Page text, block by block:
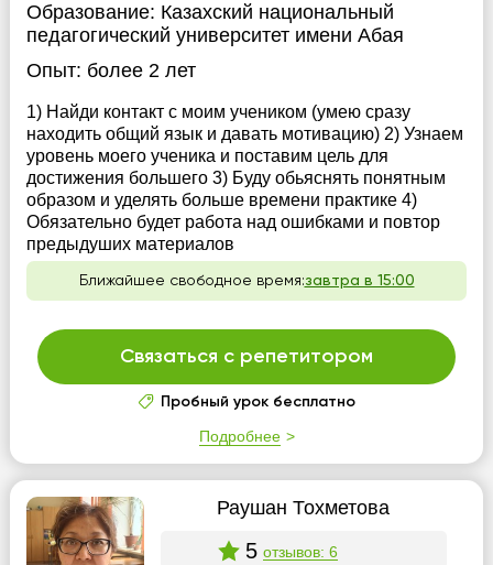
Образование: Казахский национальный
педагогический университет имени Абая
Опыт: более 2 лет
1) Найди контакт с моим учеником (умею сразу
находить общий язык и давать мотивацию) 2) Узнаем
уровень моего ученика и поставим цель для
достижения большего 3) Буду обьяснять понятным
образом и уделять больше времени практике 4)
Обязательно будет работа над ошибками и повтор
предыдуших материалов
Ближайшее свободное время:завтра в 15:00
Связаться с репетитором
Пробный урок бесплатно
Подробнее
Раушан Тохметова
5 отзывов: 6